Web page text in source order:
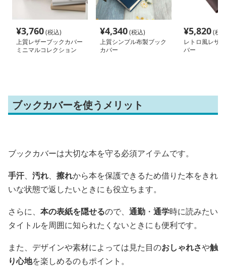
¥3,760(税込)
上質レザーブックカバー
ミニマルコレクション
¥4,340(税込)
上質シンプル布製ブック
カバー
¥5,820(税
レトロ風レザ
バー
ブックカバーを使うメリット
ブックカバーは大切な本を守る必須アイテムです。
手汗、 汚れ、 擦れから本を保護できるため借りた本をきれ
いな状態で返したいときにも役立ちます。
さらに、 本の表紙を隠せるので、 通勤 ・ 通学時に読みたい
タイトルを周囲に知られたくないときにも便利です。
また、デザインや素材によっては見た目のおしゃれさや触
り心地を楽しめるのもポイント。